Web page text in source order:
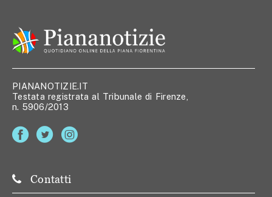
PIANANOTIZIE.IT
Testata registrata al Tribunale di Firenze,
n. 5906/2013
Contatti